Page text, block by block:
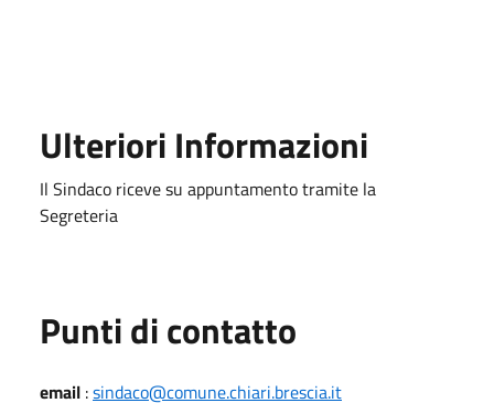
Ulteriori Informazioni
Il Sindaco riceve su appuntamento tramite la
Segreteria
Punti di contatto
email :sindaco@comune.chiari.brescia.it